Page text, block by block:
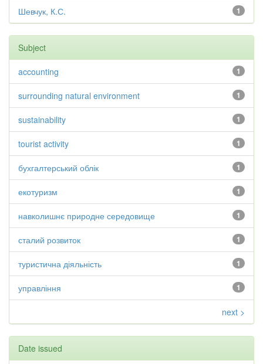
1
Шевчук, К.С.
Subject
1
accounting
1
surrounding natural environment
1
sustainability
1
tourist activity
1
бухгалтерський облік
1
екотуризм
1
навколишнє природне середовище
1
сталий розвиток
1
туристична діяльність
1
управління
next >
Date issued